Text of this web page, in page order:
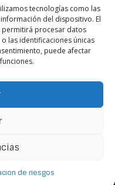
tecnologías como las
del dispositivo. El
permitirá procesar datos
las identificaciones únicas
puede afectar
de riesgos
futuro.
en Directo:
y las
del
que se